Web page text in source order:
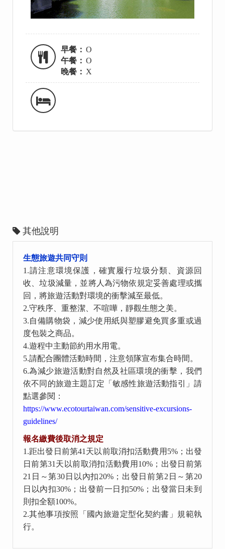
早餐： O
午餐： O
晚餐： X
其他說明
生態旅遊共同守則
1.請注意環境保護，確實履行垃圾分類、資源回
收、垃圾減量，並將人為污物依規定妥善處理或攜
回，將旅遊活動對環境的衝擊減至最低。
2.守秩序、重整潔、不喧嘩，靜觀生態之美。
3.自備購物袋，減少使用紙與塑膠避免買多重或過
度包裝之商品。
4.遊程中主動節約用水用電。
5.請配合團體活動時間，注意領隊宣布集合時間。
6.為減少旅遊活動對自然及社區環境的衝擊，我們
依不同的旅遊主題訂定「敏感性旅遊活動指引」請
點選參閱：
https://www.ecotourtaiwan.com/sensitive-excursions-
guidelines/
報名繳費後取消之規定
1.距出發日前第41 天以前取消扣活動費用 5%；出發
日前第31 天以前取消扣活動費用 10% ；出發日前第
21 日～第30 日以內扣20% ；出發日前第2 日～第20
日以內扣30% ；出發前一日扣50% ；出發當日未到
則扣全額100%。
2.其他事項按照「國內旅遊定型化契約書」規範執
行。